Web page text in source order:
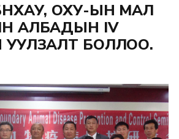
ОХУ-ЫН МАЛ
АЛБАДЫН IV
УУЛЗАЛТ БОЛЛОО.